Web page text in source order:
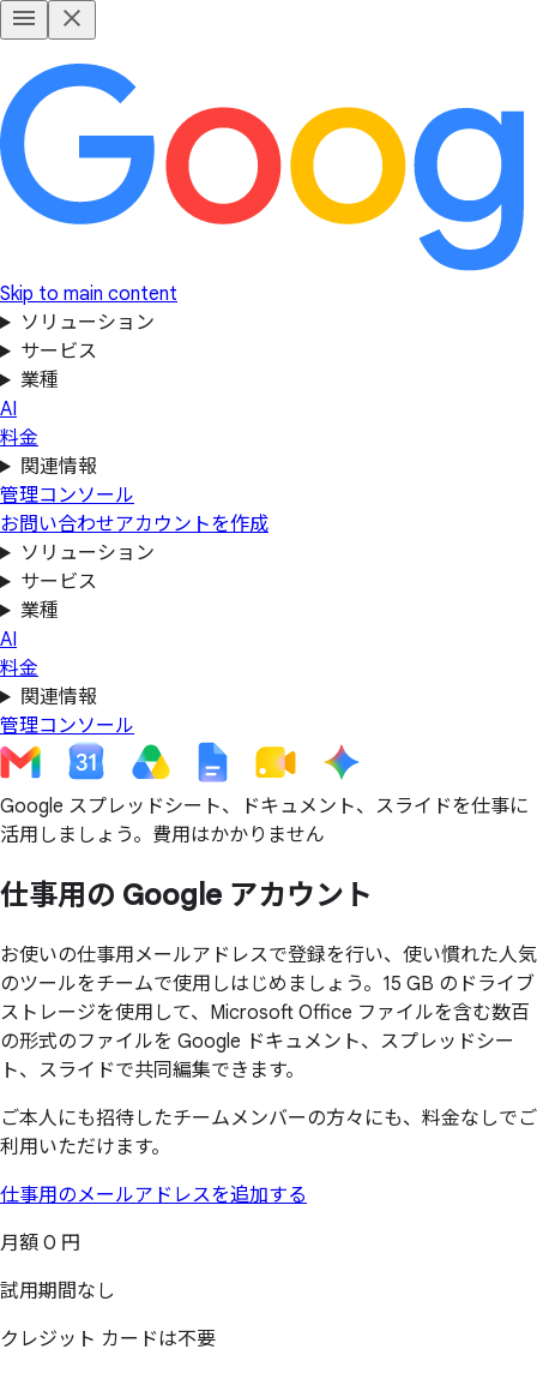
Skip to main content
ソリューション
サービス
業種
AI
料金
関連情報
管理コンソール
お問い合わせアカウントを作成
ソリューション
サービス
業種
AI
料金
関連情報
管理コンソール
Google スプレッドシート、ドキュメント、スライドを仕事に
活用しましょう。費用はかかりません
仕事用の Google アカウント
お使いの仕事用メールアドレスで登録を行い、使い慣れた人気
のツールをチームで使用しはじめましょう。15 GB のドライブ
ストレージを使用して、Microsoft Office ファイルを含む数百
の形式のファイルを Google ドキュメント、スプレッドシー
ト、スライドで共同編集できます。
ご本人にも招待したチームメンバーの方々にも、料金なしでご
利用いただけます。
仕事用のメールアドレスを追加する
月額 0 円
試用期間なし
クレジット カードは不要